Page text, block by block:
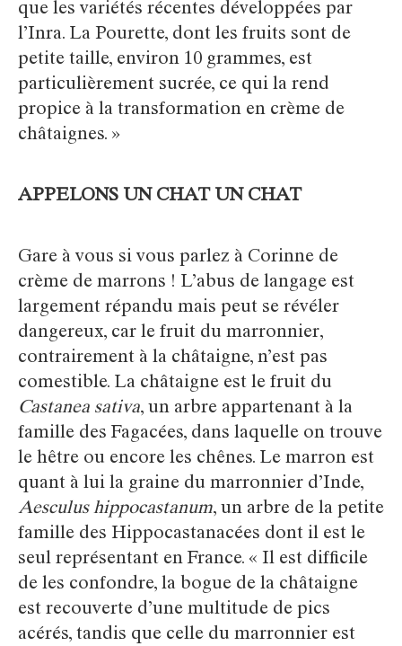
que les variétés récentes développées par
l’Inra. La Pourette, dont les fruits sont de
petite taille, environ 10 grammes, est
particulièrement sucrée, ce qui la rend
propice à la transformation en crème de
châtaignes. »
APPELONS UN CHAT UN CHAT
Gare à vous si vous parlez à Corinne de
crème de marrons ! L’abus de langage est
largement répandu mais peut se révéler
dangereux, car le fruit du marronnier,
contrairement à la châtaigne, n’est pas
comestible. La châtaigne est le fruit du
Castanea sativa, un arbre appartenant à la
famille des Fagacées, dans laquelle on trouve
le hêtre ou encore les chênes. Le marron est
quant à lui la graine du marronnier d’Inde,
Aesculus hippocastanum, un arbre de la petite
famille des Hippocastanacées dont il est le
seul représentant en France. « Il est difficile
de les confondre, la bogue de la châtaigne
est recouverte d’une multitude de pics
acérés, tandis que celle du marronnier est